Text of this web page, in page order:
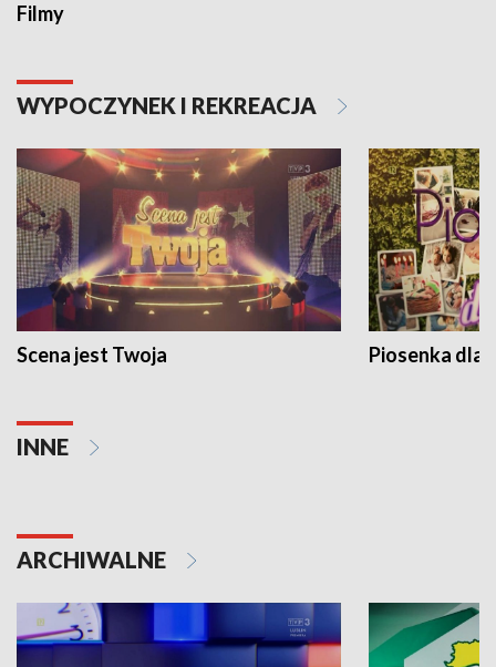
Filmy
WYPOCZYNEK I REKREACJA
Scena jest Twoja Piosenka dla
INNE
ARCHIWALNE